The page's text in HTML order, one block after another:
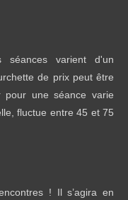
varient d'un
de prix peut être
pour une séance varie
fluctue entre 45 et 75
! Il s’agira en